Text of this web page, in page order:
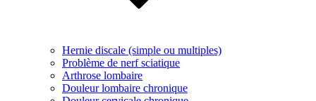
Hernie discale (simple ou multiples)
Problème de nerf sciatique
Arthrose lombaire
Douleur lombaire chronique